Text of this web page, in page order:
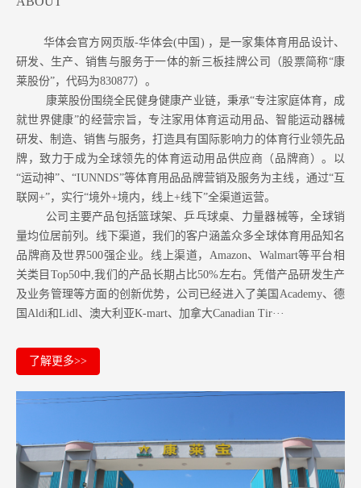
华体会官方网页版-华体会(中国) ，是一家集体育用品设计、
研发、生产、销售与服务于一体的新三板挂牌公司（股票简称“康
莱股份”，代码为830877）。
康莱股份围绕全民健身健康产业链，秉承“专注家庭体育，成
就世界健康”的经营宗旨，专注家用体育运动用品、智能运动器械
研发、制造、销售与服务，打造具有国际影响力的体育行业领先品
牌，致力于成为全球领先的体育运动用品供应商（品牌商）。以
“运动神”、“IUNNDS”等体育用品品牌营销及服务为主线，通过“互
联网+”，实行“境外+境内，线上+线下”全渠道运营。
公司主要产品包括篮球架、乒乓球桌、力量器械等，全球销
量均位居前列。 线下渠道，我们的客户涵盖众多全球体育用品知名
品牌商及世界500强企业。 线上渠道，Amazon、Walmart等平台相
关类目Top50中,我们的产品长期占比50%左右。凭借产品研发生产
及业务管理等方面的创新优势，公司已经进入了美国Academy、德
国Aldi和Lidl、澳大利亚K-mart、加拿大Canadian Tir···
了解更多>>